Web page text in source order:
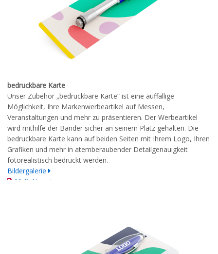
bedruckbare Karte
Unser Zubehör „bedruckbare Karte“ ist eine auffällige
Möglichkeit, Ihre Markenwerbeartikel auf Messen,
Veranstaltungen und mehr zu präsentieren. Der Werbeartikel
wird mithilfe der Bänder sicher an seinem Platz gehalten. Die
bedruckbare Karte kann auf beiden Seiten mit Ihrem Logo, Ihren
Grafiken und mehr in atemberaubender Detailgenauigkeit
fotorealistisch bedruckt werden.
Bildergalerie
Maßskizze